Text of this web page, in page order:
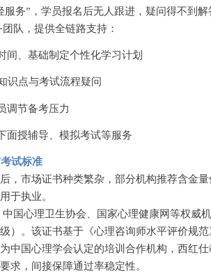
服务”，学员报名后无人跟进，疑问得不到解
队，提供全链路支持：
间、基础制定个性化学习计划
识点与考试流程疑问
调节备考压力
面授辅导、模拟考试等服务
试标准
，市场证书种类繁杂，部分机构推荐含金
于执业。
国心理卫生协会、国家心理健康网等权威
）。该证书基于《心理咨询师水平评价规
中国心理学会认定的培训合作机构，西红
求，间接保障通过率稳定性。